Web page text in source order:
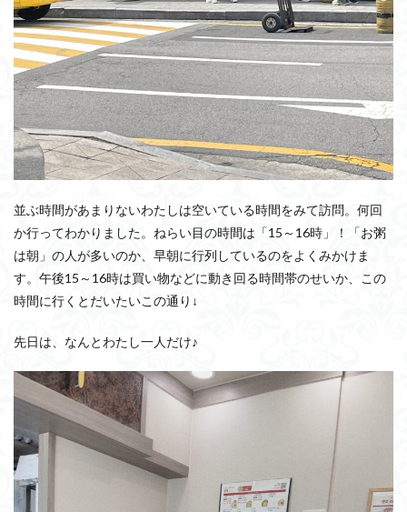
並ぶ時間があまりないわたしは空いている時間をみて訪問。何回
か行ってわかりました。ねらい目の時間は「15～16時」！「お粥
は朝」の人が多いのか、早朝に行列しているのをよくみかけま
す。午後15～16時は買い物などに動き回る時間帯のせいか、この
時間に行くとだいたいこの通り↓
先日は、なんとわたし一人だけ♪